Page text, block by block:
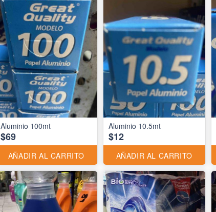
$69
AÑADIR AL CARRITO
Aluminio 10.5mt
$12
AÑADIR AL CARRITO